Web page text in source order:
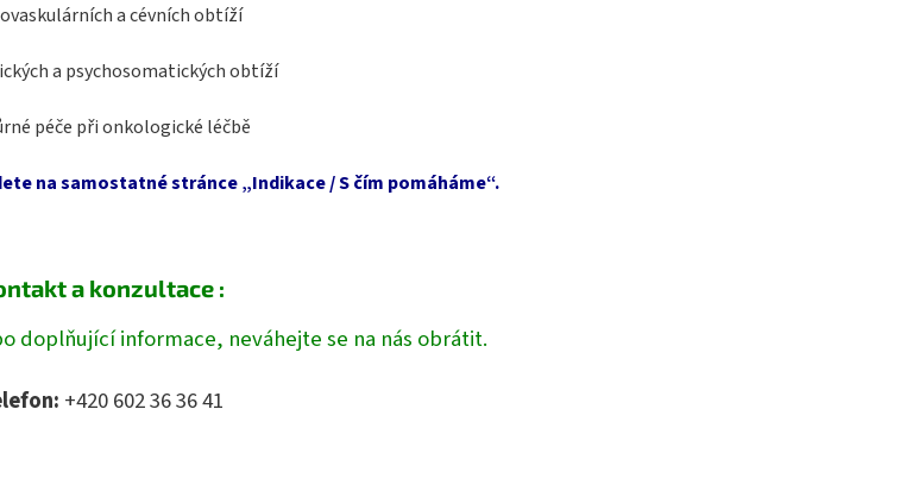
a cévních obtíží
a psychosomatických obtíží
péče při onkologické léčbě
na samostatné stránce „Indikace / S čím pomáháme“.
a konzultace :
doplňující informace, neváhejte se na nás obrátit.
+420 602 36 36 41